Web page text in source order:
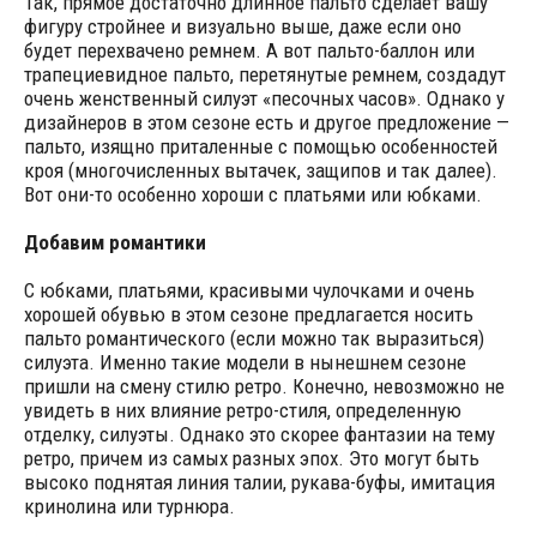
фигуру стройнее и визуально выше, даже если оно
будет перехвачено ремнем. А вот пальто-баллон или
трапециевидное пальто, перетянутые ремнем, создадут
очень женственный силуэт «песочных часов». Однако у
дизайнеров в этом сезоне есть и другое предложение —
пальто, изящно приталенные с помощью особенностей
кроя (многочисленных вытачек, защипов и так далее).
Вот они-то особенно хороши с платьями или юбками.
Добавим романтики
С юбками, платьями, красивыми чулочками и очень
хорошей обувью в этом сезоне предлагается носить
пальто романтического (если можно так выразиться)
силуэта. Именно такие модели в нынешнем сезоне
пришли на смену стилю ретро. Конечно, невозможно не
увидеть в них влияние ретро-стиля, определенную
отделку, силуэты. Однако это скорее фантазии на тему
ретро, причем из самых разных эпох. Это могут быть
высоко поднятая линия талии, рукава-буфы, имитация
кринолина или турнюра.